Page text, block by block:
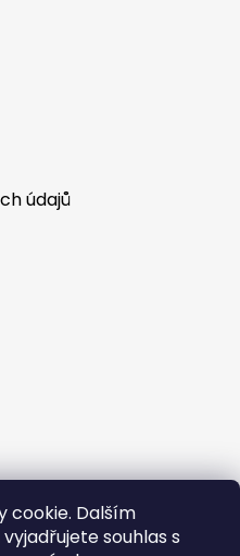
cookie. Dalším
souhlas s
údajů